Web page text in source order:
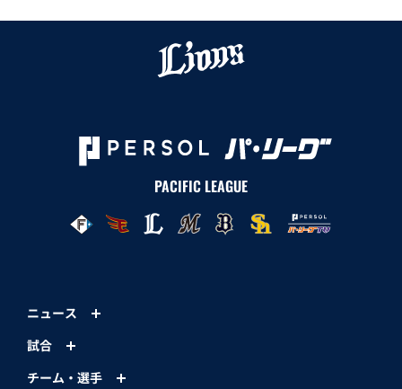
PACIFIC LEAGUE
ニュース
試合
チーム・選手